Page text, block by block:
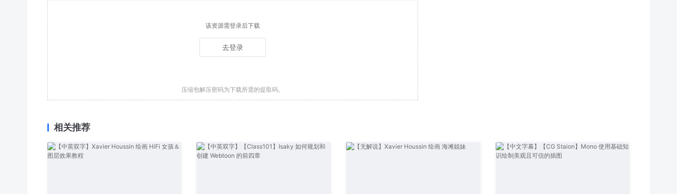
该资源需登录后下载
去登录
压缩包解压密码为下载所需的提取码。
相关推荐